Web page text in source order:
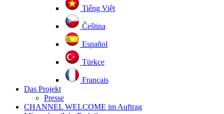
Tiếng Việt
Čeština
Español
Türkçe
Français
Das Projekt
Presse
CHANNEL WELCOME im Auftrag